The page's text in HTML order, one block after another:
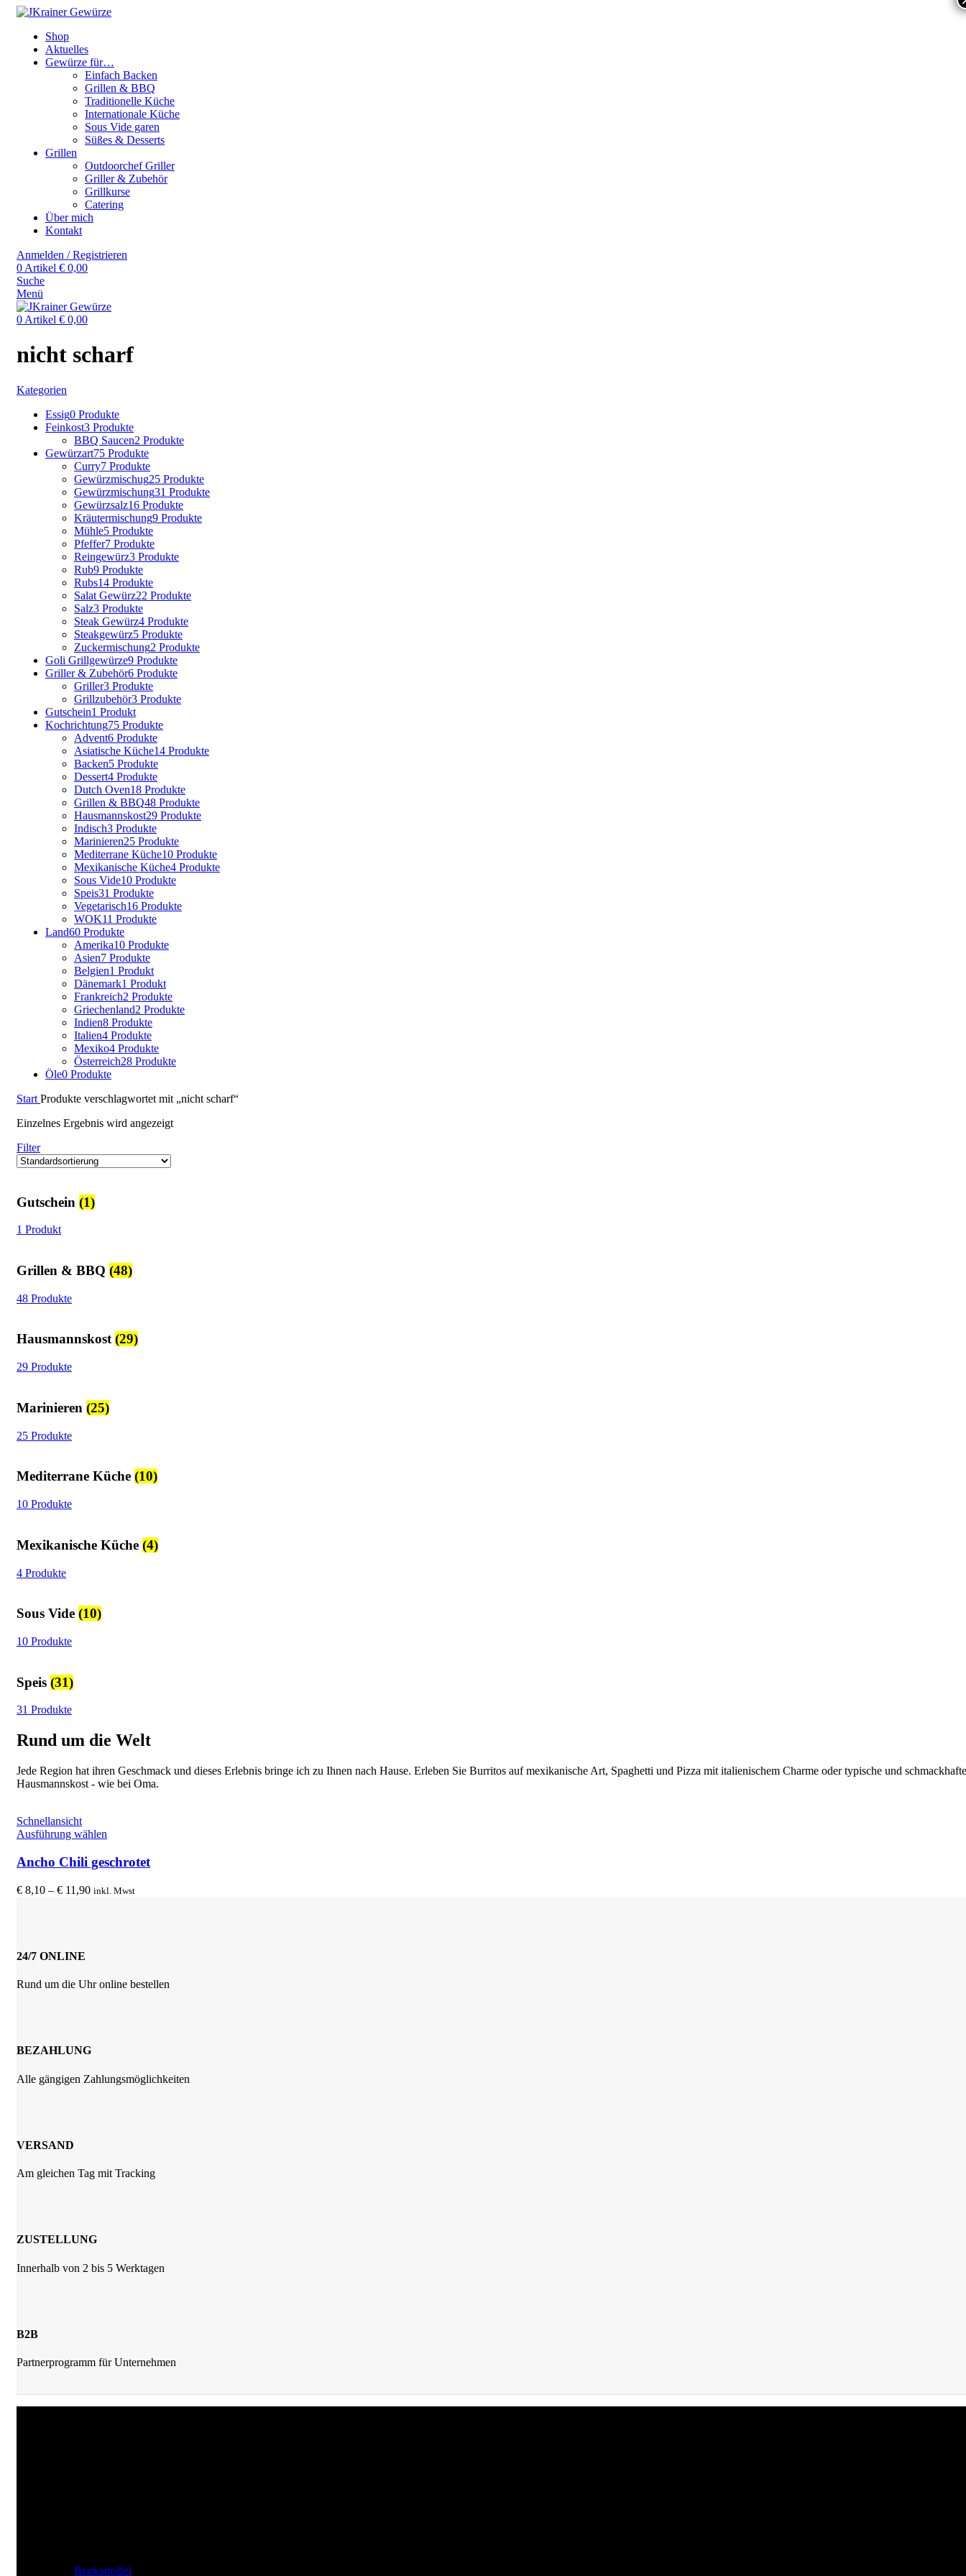
Shop
Aktuelles
Gewürze für…
Einfach Backen
Grillen & BBQ
Traditionelle Küche
Internationale Küche
Sous Vide garen
Süßes & Desserts
Grillen
Outdoorchef Griller
Griller & Zubehör
Grillkurse
Catering
Über mich
Kontakt
Anmelden / Registrieren
0 Artikel € 0,00
Suche
Menü
0 Artikel € 0,00
nicht scharf
Kategorien
Essig0 Produkte
Feinkost3 Produkte
BBQ Saucen2 Produkte
Gewürzart75 Produkte
Curry7 Produkte
Gewürzmischug25 Produkte
Gewürzmischung31 Produkte
Gewürzsalz16 Produkte
Kräutermischung9 Produkte
Mühle5 Produkte
Pfeffer7 Produkte
Reingewürz3 Produkte
Rub9 Produkte
Rubs14 Produkte
Salat Gewürz22 Produkte
Salz3 Produkte
Steak Gewürz4 Produkte
Steakgewürz5 Produkte
Zuckermischung2 Produkte
Goli Grillgewürze9 Produkte
Griller & Zubehör6 Produkte
Griller3 Produkte
Grillzubehör3 Produkte
Gutschein1 Produkt
Kochrichtung75 Produkte
Advent6 Produkte
Asiatische Küche14 Produkte
Backen5 Produkte
Dessert4 Produkte
Dutch Oven18 Produkte
Grillen & BBQ48 Produkte
Hausmannskost29 Produkte
Indisch3 Produkte
Marinieren25 Produkte
Mediterrane Küche10 Produkte
Mexikanische Küche4 Produkte
Sous Vide10 Produkte
Speis31 Produkte
Vegetarisch16 Produkte
WOK11 Produkte
Land60 Produkte
Amerika10 Produkte
Asien7 Produkte
Belgien1 Produkt
Dänemark1 Produkt
Frankreich2 Produkte
Griechenland2 Produkte
Indien8 Produkte
Italien4 Produkte
Mexiko4 Produkte
Österreich28 Produkte
Öle0 Produkte
Start Produkte verschlagwortet mit „nicht scharf“
Einzelnes Ergebnis wird angezeigt
Filter
Gutschein (1)
1 Produkt
Grillen & BBQ (48)
48 Produkte
Hausmannskost(29)
29 Produkte
Marinieren (25)
25 Produkte
Mediterrane Küche (10)
10 Produkte
Mexikanische Küche (4)
4 Produkte
Sous Vide (10)
10 Produkte
Speis (31)
31 Produkte
Rund um die Welt
Jede Region hat ihren Geschmack und dieses Erlebnis bringe ich zu Ihnen nach Hause. Erleben Sie Burritos auf mexikanische Art, Spaghetti und Pizza mit italienischem Charme oder typische und schmackhafte
Hausmannskost - wie bei Oma.
Schnellansicht
Ausführung wählen
weist
mehrere
Varianten
auf.
gewählt
Ancho Chili geschrotet
€ 8,10 – € 11,90Preisspanne:
inkl. Mwst
24/7 ONLINE
Rund um die Uhr online bestellen
BEZAHLUNG
Alle gängigen Zahlungsmöglichkeiten
VERSAND
Am gleichen Tag mit Tracking
ZUSTELLUNG
Innerhalb von 2 bis 5 Werktagen
B2B
Partnerprogramm für Unternehmen
Bratkartoffel